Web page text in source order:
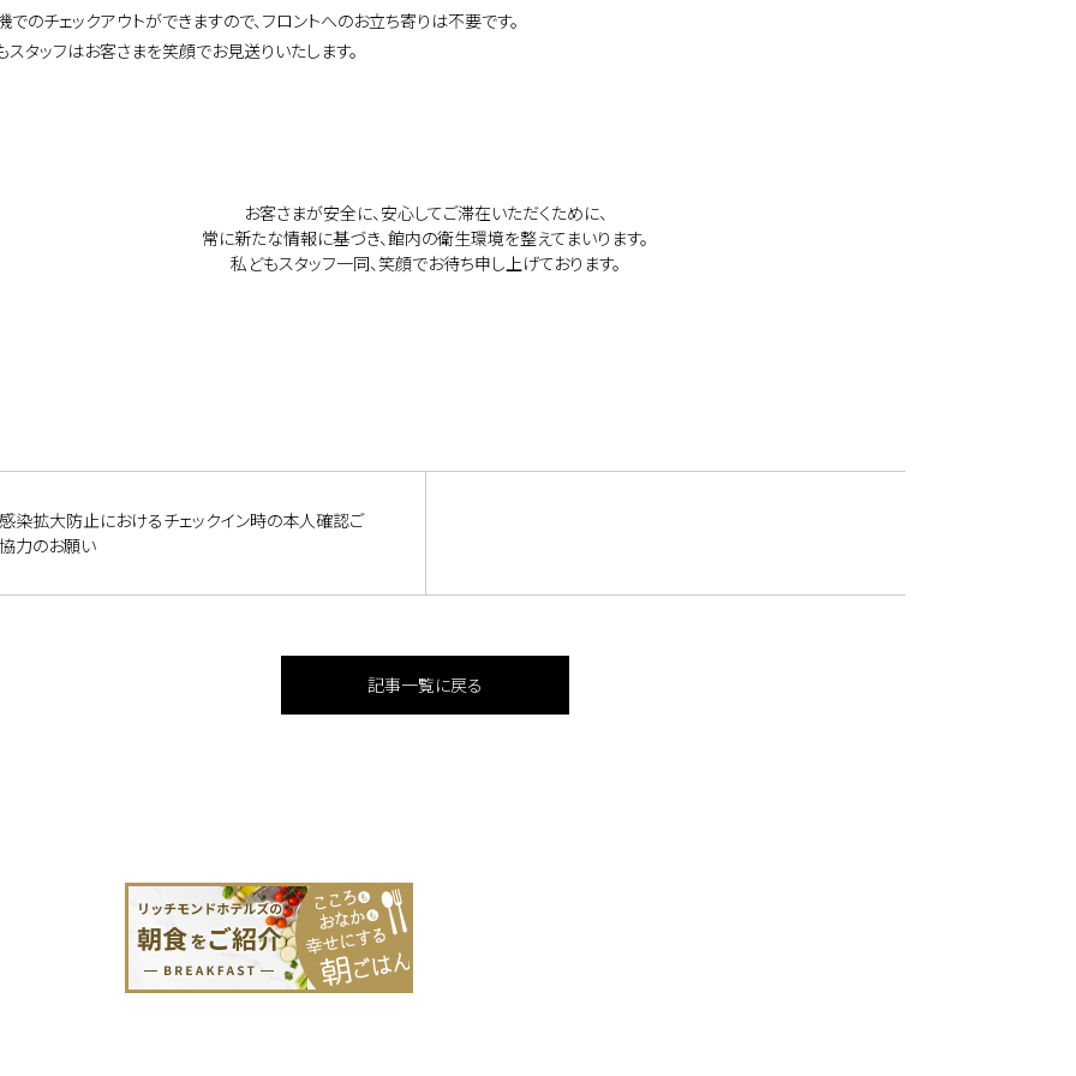
のチェックアウトができますので、フロントへのお立ち寄りは不要です。
タッフはお客さまを笑顔でお見送りいたします。
お客さまが安全に、安心してご滞在いただくために、
常に新たな情報に基づき、館内の衛生環境を整えてまいります。
私どもスタッフ一同、笑顔でお待ち申し上げております。
感染拡大防止におけるチェックイン時の本人確認ご
協力のお願い
記事一覧に戻る